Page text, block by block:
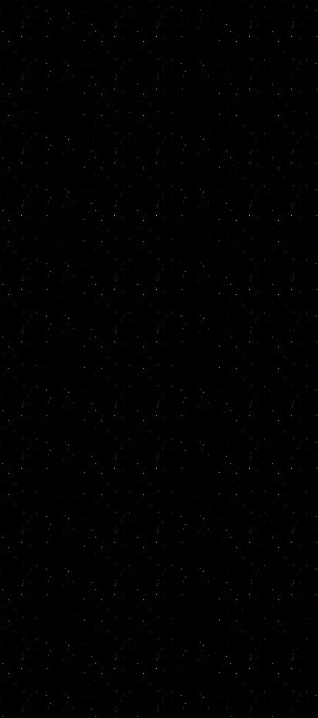
socprka.
подписка",
объявления
Всегда
вашего
похожи на
попасть на
Затем,
http://
лайков вк
отобраны,
вы сможете
Еще одним
сложный
придеться